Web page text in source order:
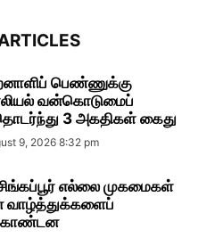
பெண்ணுக்கு
வன்கொடுமைப்
3 அகதிகள் கைது
9, 2026 8:32 pm
எல்லை முகமைகள்
வாழ்த்துக்களைப்